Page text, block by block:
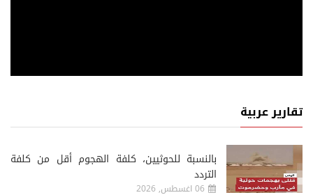
تقارير عربية
‏بالنسبة للحوثيين، كلفة الهجوم أقل من كلفة
التردد
06 اغسطس, 2026